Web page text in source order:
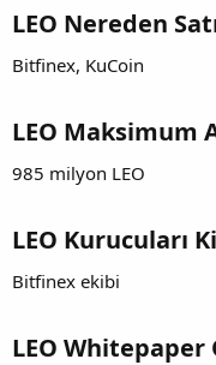
LEO Nereden
Bitfinex, KuCoin
LEO Maksimum
985 milyon LEO
LEO Kurucuları
Bitfinex ekibi
LEO Whitepaper